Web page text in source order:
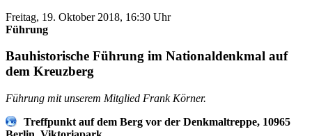
Freitag, 19. Oktober 2018, 16:30 Uhr
Führung
Bauhistorische Führung im Nationaldenkmal auf
dem Kreuzberg
Führung mit unserem Mitglied Frank Körner.
Treffpunkt auf dem Berg vor der Denkmaltreppe, 10965